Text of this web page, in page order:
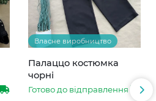
Власне виробництво
Палаццо костюмка
чорні
Готово до відправлення